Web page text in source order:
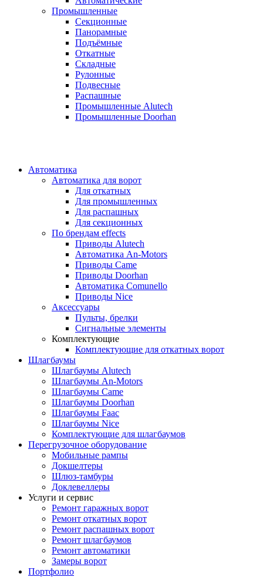
Промышленные
Секционные
Панорамные
Подъёмные
Откатные
Складные
Рулонные
Подвесные
Распашные
Промышленные Alutech
Промышленные Doorhan
Автоматика
Автоматика для ворот
Для откатных
Для промышленных
Для распашных
Для секционных
По брендам effects
Приводы Alutech
Автоматика An-Motors
Приводы Came
Приводы Doorhan
Автоматика Comunello
Приводы Nice
Аксессуары
Пульты, брелки
Сигнальные элементы
Комплектующие
Комплектующие для откатных ворот
Шлагбаумы
Шлагбаумы Alutech
Шлагбаумы An-Motors
Шлагбаумы Came
Шлагбаумы Doorhan
Шлагбаумы Faac
Шлагбаумы Nice
Комплектующие для шлагбаумов
Перегрузочное оборудование
Мобильные рампы
Докшелтеры
Шлюз-тамбуры
Доклевеллеры
Услуги и сервис
Ремонт гаражных ворот
Ремонт откатных ворот
Ремонт распашных ворот
Ремонт шлагбаумов
Ремонт автоматики
Замеры ворот
Портфолио